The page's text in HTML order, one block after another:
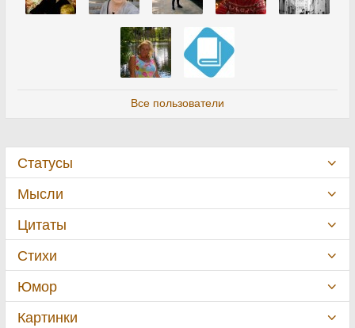
Все пользователи
Статусы
Мысли
Цитаты
Стихи
Юмор
Картинки